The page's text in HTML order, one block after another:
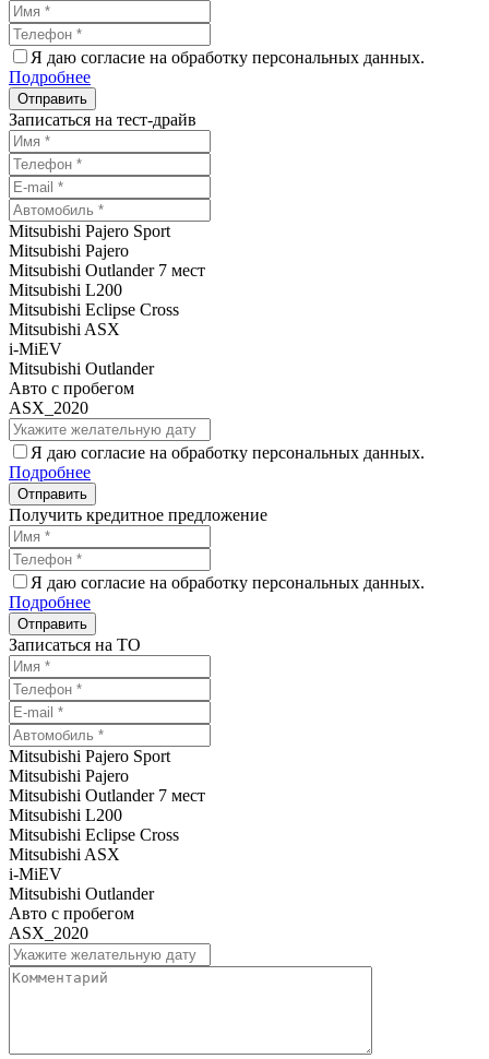
Я даю согласие на обработку персональных данных.
Подробнее
Записаться на тест-драйв
Mitsubishi Pajero Sport
Mitsubishi Pajero
Mitsubishi Outlander 7 мест
Mitsubishi L200
Mitsubishi Eclipse Cross
Mitsubishi ASX
i-MiEV
Mitsubishi Outlander
Авто с пробегом
ASX_2020
Я даю согласие на обработку персональных данных.
Подробнее
Получить кредитное предложение
Я даю согласие на обработку персональных данных.
Подробнее
Записаться на ТО
Mitsubishi Pajero Sport
Mitsubishi Pajero
Mitsubishi Outlander 7 мест
Mitsubishi L200
Mitsubishi Eclipse Cross
Mitsubishi ASX
i-MiEV
Mitsubishi Outlander
Авто с пробегом
ASX_2020